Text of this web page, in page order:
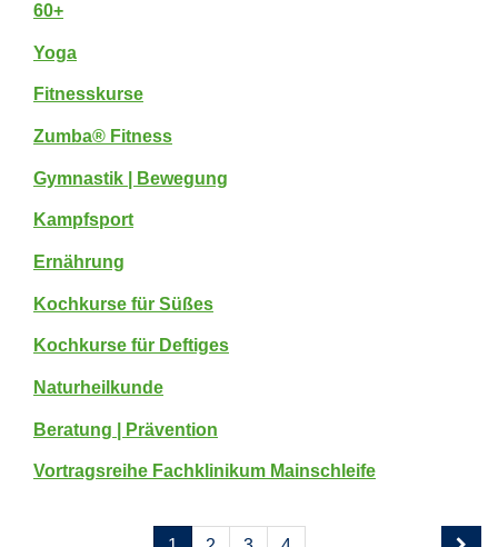
60+
Yoga
Fitnesskurse
Zumba® Fitness
Gymnastik | Bewegung
Kampfsport
Ernährung
Kochkurse für Süßes
Kochkurse für Deftiges
Naturheilkunde
Beratung | Prävention
Vortragsreihe Fachklinikum Mainschleife
Seiten